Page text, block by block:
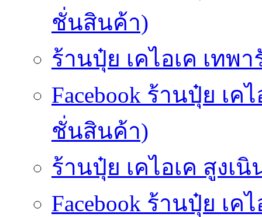
ชั่นสินค้า)
ร้านปุ๋ย เคไอเค เทพ
Facebook ร้านปุ๋ย เ
ชั่นสินค้า)
ร้านปุ๋ย เคไอเค สูงเ
Facebook ร้านปุ๋ย เ